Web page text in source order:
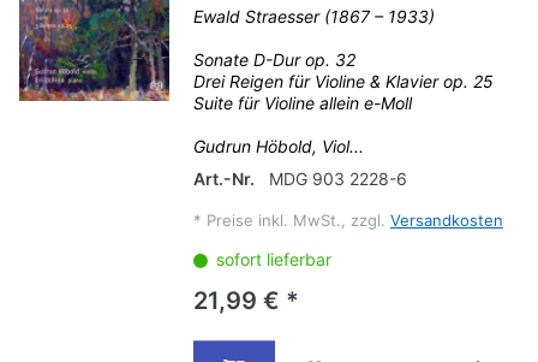
Ewald Straesser (1867 – 1933)
Sonate D-Dur op. 32
Drei Reigen für Violine & Klavier op. 25
Suite für Violine allein e-Moll
Gudrun Höbold, Viol...
Art.-Nr.
MDG 903 2228-6
* Preise inkl. MwSt., zzgl. Versandkosten
sofort lieferbar
21,99 € *